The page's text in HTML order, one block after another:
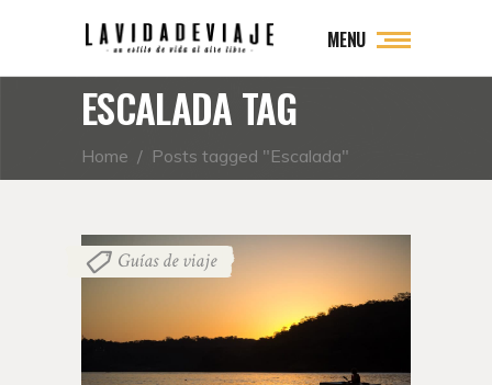
MENU
ESCALADA TAG
Home / Posts tagged "Escalada"
Guías de viaje